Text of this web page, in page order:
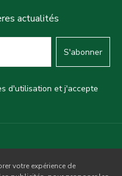
actualités
S'abonner
d'utilisation et j'accepte
votre expérience de